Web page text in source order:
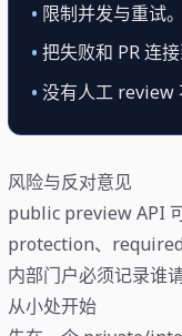
• 限制并发与重试。
• 把失败和 PR 连
• 没有人工 review
风险与反对意见
public preview API
protection、required
内部门户必须记录谁
从小处开始